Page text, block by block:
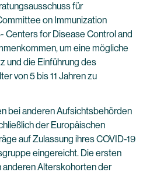
für
on Immunization
Centers for Disease Control and
um eine mögliche
und die Einführung des
von 5 bis 11 Jahren zu
bei anderen Aufsichtsbehörden
der Europäischen
auf Zulassung ihres COVID-19
eingereicht. Die ersten
Alterskohorten der